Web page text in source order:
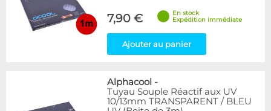
7,90 €
En stock
Expédition immédiate
Ajouter au panier
Alphacool -
Tuyau Souple Réactif aux UV
10/13mm TRANSPARENT / BLEU